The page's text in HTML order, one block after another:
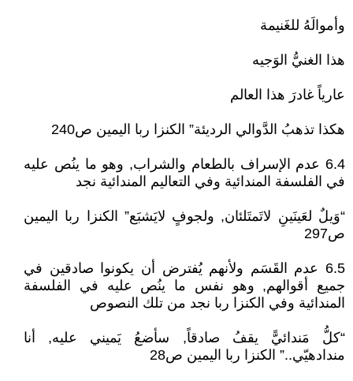
وأموالَهُ للغَنيمة
هذا الغنيُّ الوَجيه
عارياً غادرَ هذا العالم
هكذا تذهبُ الدَّوالي الرديئة” الكنزا ربا اليمين ص240
6.4 عدم الإسراف بالطعام والشراب, وهو ما ينُص عليه
في الفلسفة المندائية وفي التعاليم المندائية نجد
“وَيلٌ لعَينَينِ لاتَمتَلئان, ولجوفٍ لايَشبَع” الكنزا ربا اليمين
ص297
6.5 عدم القَسَم ولأنهم يُفترض أن يكونوا صادقين في
جميع أقوالهم, وهو نفس ما ينُص عليه في الفلسفة
المندائية وفي الكنزا ربا نجد من تلك النصوص
“كلُّ مَندائيًّ يقفُ صادقاً, سأضعُ يَميني عليه, أنا
مندادهيّي..” الكنزا ربا اليمين ص28